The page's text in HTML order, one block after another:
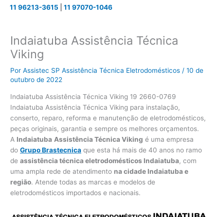
11 96213-3615
11 97070-1046
Indaiatuba Assistência Técnica
Viking
PorAssistec SP Assistência Técnica Eletrodomésticos/10 de
outubro de 2022
Indaiatuba Assistência Técnica Viking 19 2660-0769
Indaiatuba Assistência Técnica Viking para instalação,
conserto, reparo, reforma e manutenção de eletrodomésticos,
peças originais, garantia e sempre os melhores orçamentos.
A Indaiatuba Assistência Técnica Viking é uma empresa
doGrupo Brastecnica que esta há mais de 40 anos no ramo
deassistência técnica eletrodomésticos Indaiatuba, com
uma ampla rede de atendimento na cidade Indaiatuba e
região. Atende todas as marcas e modelos de
eletrodomésticos importados e nacionais.